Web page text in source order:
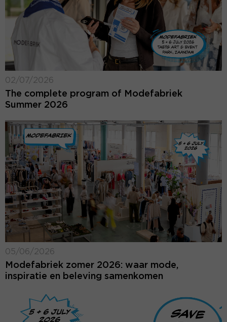
02/07/2026
The complete program of Modefabriek
Summer 2026
05/06/2026
Modefabriek zomer 2026: waar mode,
inspiratie en beleving samenkomen